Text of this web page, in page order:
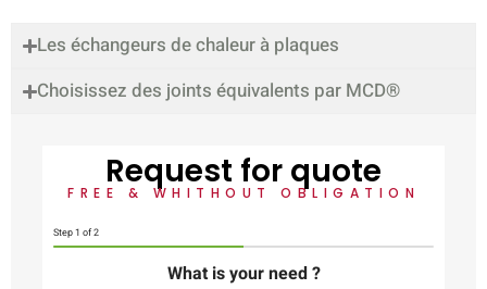
Les échangeurs de chaleur à plaques
Choisissez des joints équivalents par MCD®
Request for quote
FREE & WHITHOUT OBLIGATION
Step1 of 2
What is your need ?